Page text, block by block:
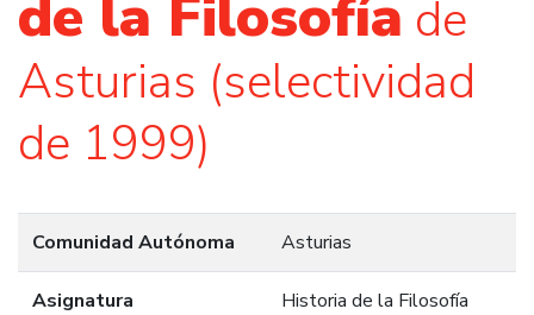
de la Filosofía de
Asturias (selectividad
de 1999)
Comunidad Autónoma Asturias
Asignatura Historia de la Filosofía